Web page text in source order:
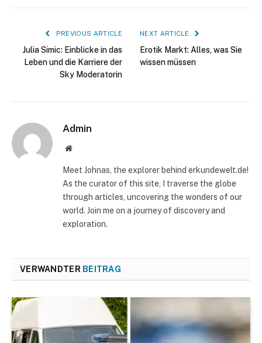
PREVIOUS ARTICLE
Julia Simic: Einblicke in das
Leben und die Karriere der
Sky Moderatorin
NEXT ARTICLE
Erotik Markt: Alles, was Sie
wissen müssen
Admin
Website
Meet Johnas, the explorer behind erkundewelt.de!
As the curator of this site, I traverse the globe
through articles, uncovering the wonders of our
world. Join me on a journey of discovery and
exploration.
VERWANDTER BEITRAG